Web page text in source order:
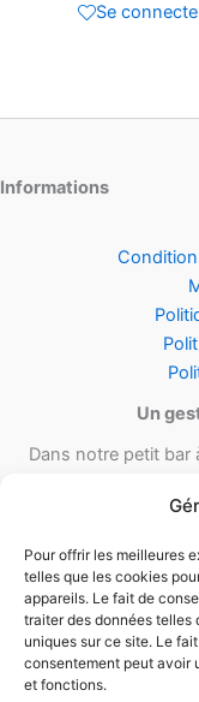
Pour offrir les meilleures
telles que les cookies
appareils. Le fait de
traiter des données telles
uniques sur ce site. Le
consentement peut avoir
et fonctions.
Se
Informations
Un
Dans notre petit bar
réutilisable ainsi